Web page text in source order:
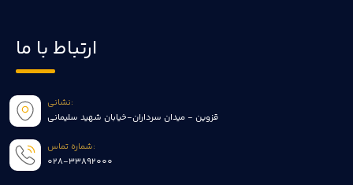
ارتباط با ما
نشانی:
قزوین - میدان سرداران-خیابان شهید سلیمانی
شماره تماس:
028-33892000